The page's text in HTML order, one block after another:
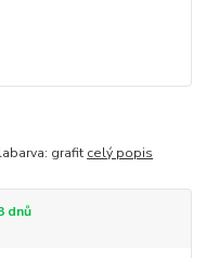
grafit celý popis
dnů